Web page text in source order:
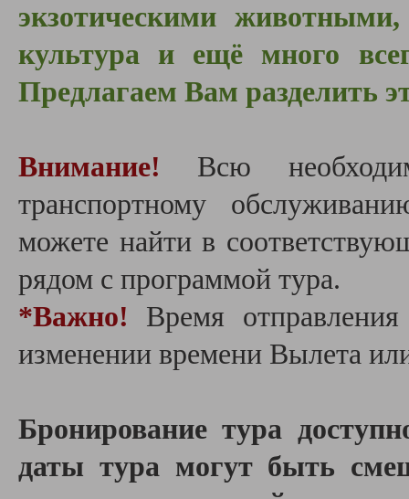
экзотическими
культура и ещё много
Предлагаем Вам разделить
Внимание!
Всю
транспортному
можете найти в
рядом с программой тура.
*Важно!
Время
изменении времени Вылета
Бронирование тура
даты тура могут быть